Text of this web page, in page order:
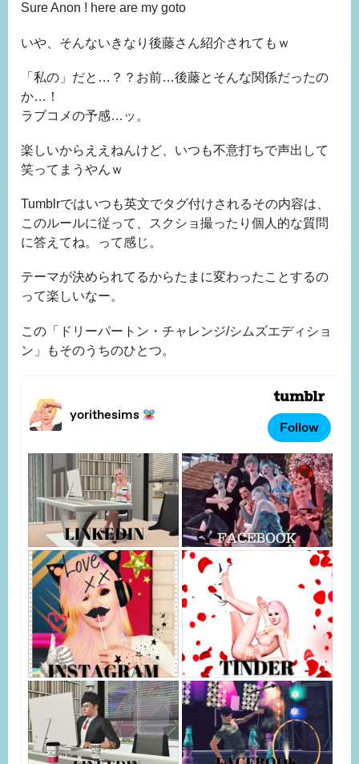
Sure Anon ! here are my goto
いや、そんないきなり後藤さん紹介されてもｗ
「私の」だと…？？お前…後藤とそんな関係だったの
か…！
ラブコメの予感…ッ。
楽しいからええねんけど、いつも不意打ちで声出して
笑ってまうやんｗ
Tumblrではいつも英文でタグ付けされるその内容は、
このルールに従って、スクショ撮ったり個人的な質問
に答えてね。って感じ。
テーマが決められてるからたまに変わったことするの
って楽しいなー。
この「ドリーパートン・チャレンジ/シムズエディショ
ン」もそのうちのひとつ。